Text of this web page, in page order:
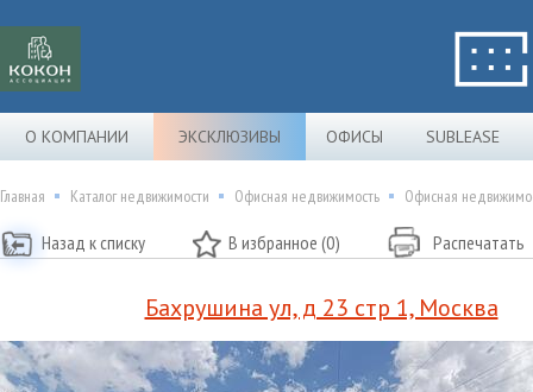
О КОМПАНИИ ЭКСКЛЮЗИВЫ ОФИСЫ SUBLEASE
Главная Каталог недвижимости Офисная недвижимость Офисная
Назад к списку В избранное (0) Распечатать
Бахрушина ул, д 23 стр 1, Москва